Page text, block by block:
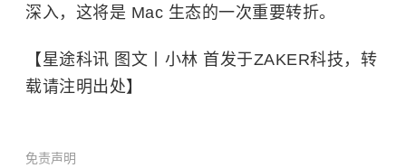
深入，这将是 Mac 生态的一次重要转折。
【星途科讯 图文丨小林 首发于ZAKER科技，转
载请注明出处】
免责声明